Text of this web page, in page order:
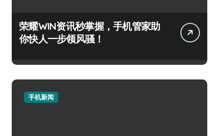
荣耀WIN资讯秒掌握，手机管家助
你快人一步领风骚！
手机新闻